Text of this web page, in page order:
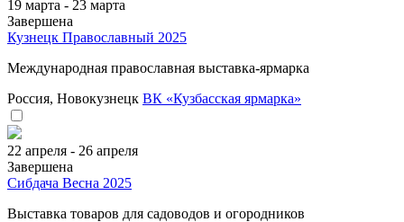
19 марта - 23 марта
Завершена
Кузнецк Православный 2025
Международная православная выставка-ярмарка
Россия, Новокузнецк ВК «Кузбасская ярмарка»
22 апреля - 26 апреля
Завершена
Сибдача Весна 2025
Выставка товаров для садоводов и огородников